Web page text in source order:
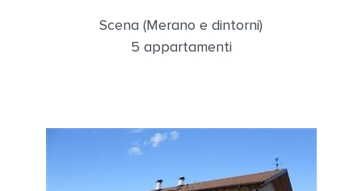
Scena (Merano e dintorni)
5 appartamenti